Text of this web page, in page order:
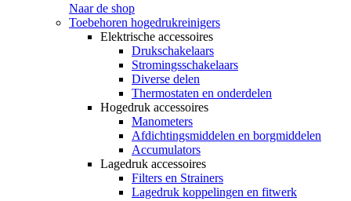
Naar de shop
Toebehoren hogedrukreinigers
Elektrische accessoires
Drukschakelaars
Stromingsschakelaars
Diverse delen
Thermostaten en onderdelen
Hogedruk accessoires
Manometers
Afdichtingsmiddelen en borgmiddelen
Accumulators
Lagedruk accessoires
Filters en Strainers
Lagedruk koppelingen en fitwerk